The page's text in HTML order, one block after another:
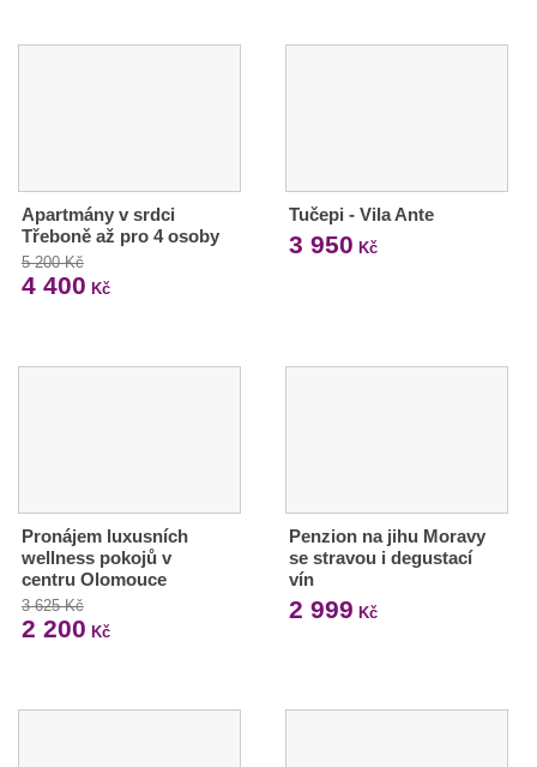
Apartmány v srdci
Třeboně až pro 4 osoby
5 200 Kč
4 400 Kč
Tučepi - Vila Ante
3 950 Kč
Pronájem luxusních
wellness pokojů v
centru Olomouce
3 625 Kč
2 200 Kč
Penzion na jihu Moravy
se stravou i degustací
vín
2 999 Kč